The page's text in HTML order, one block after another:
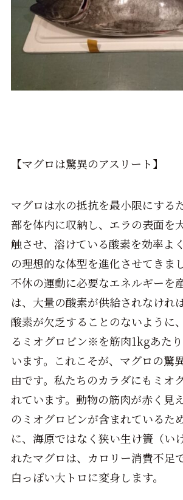
【マグロは驚異のアスリート】
マグロは水の抵抗を最小限にする
部を体内に収納し、エラの表面を
触させ、溶けている酸素を効率よ
の理想的な体型を進化させてきま
不休の運動に必要なエネルギーを
は、大量の酸素が供給されなけれ
酸素が欠乏することのないように
るミオグロビン※を筋肉1kgあた
います。これこそが、マグロの驚
由です。私たちのカラダにもミオ
れています。動物の筋肉が赤く見
のミオグロビンが含まれているた
に、海原ではなく狭い生け簀（い
れたマグロは、カロリー消費不足
白っぽい大トロに変身します。